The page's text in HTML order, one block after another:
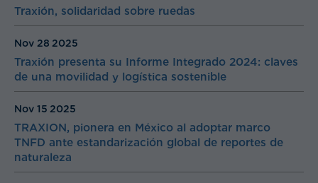
Traxión, solidaridad sobre ruedas
Traxión presenta su Informe Integrado 2024: claves
de una movilidad y logística sostenible
Nov 28 2025
TRAXION, pionera en México al adoptar marco
TNFD ante estandarización global de reportes de
naturaleza
Nov 15 2025